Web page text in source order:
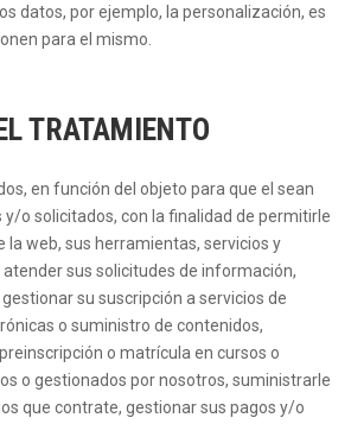
datos, por ejemplo, la personalización, es
para el mismo.
TRATAMIENTO
en función del objeto para que el sean
o solicitados, con la finalidad de permitirle
la web, sus herramientas, servicios y
sus solicitudes de información,
su suscripción a servicios de
o suministro de contenidos,
o matrícula en cursos o
o gestionados por nosotros, suministrarle
que contrate, gestionar sus pagos y/o